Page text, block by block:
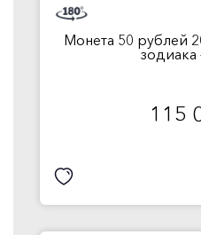
Монета 50 рублей
115